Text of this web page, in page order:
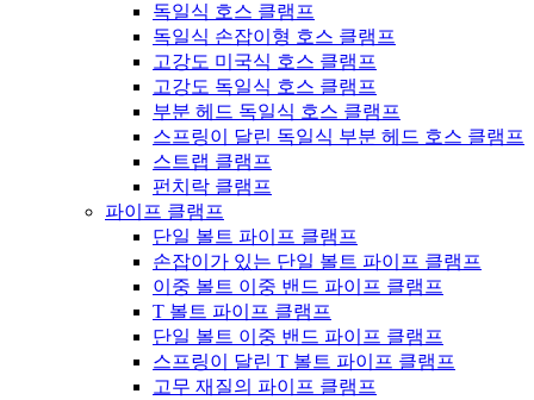
독일식 호스 클램프
독일식 손잡이형 호스 클램프
고강도 미국식 호스 클램프
고강도 독일식 호스 클램프
부분 헤드 독일식 호스 클램프
스프링이 달린 독일식 부분 헤드 호스 클램프
스트랩 클램프
펀치락 클램프
파이프 클램프
단일 볼트 파이프 클램프
손잡이가 있는 단일 볼트 파이프 클램프
이중 볼트 이중 밴드 파이프 클램프
T 볼트 파이프 클램프
단일 볼트 이중 밴드 파이프 클램프
스프링이 달린 T 볼트 파이프 클램프
고무 재질의 파이프 클램프